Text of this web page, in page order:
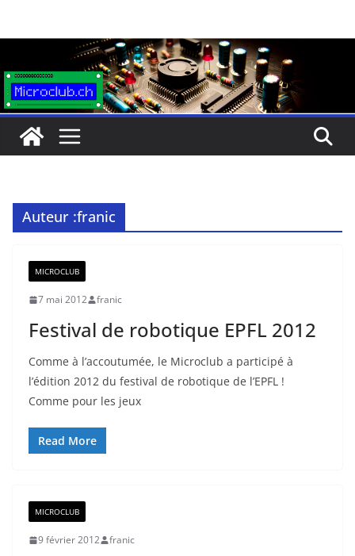
Auteur :franic
MICROCLUB
7 mai 2012 franic
Festival de robotique EPFL 2012
Comme à l’accoutumée, le Microclub a participé à
l’édition 2012 du festival de robotique de l’EPFL !
Comme pour les jeux
Read More
MICROCLUB
9 février 2012 franic